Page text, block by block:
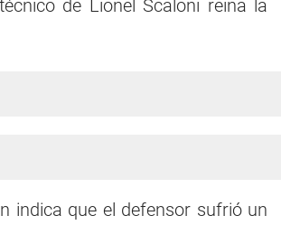
de Lionel Scaloni reina la
indica que el defensor sufrió un